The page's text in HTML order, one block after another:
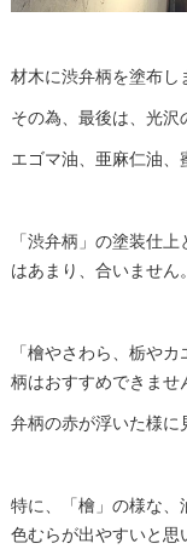
材木に渋弁柄を塗布し
その為、最後は、光沢
エゴマ油、亜麻仁油、
「渋弁柄」の塗装仕
はあまり、合いません。
「檜やさわら、栃や
柄はおすすめできませ
弁柄の赤が浮いた様に
特に、「檜」の様な、
色むらが出やすいと思